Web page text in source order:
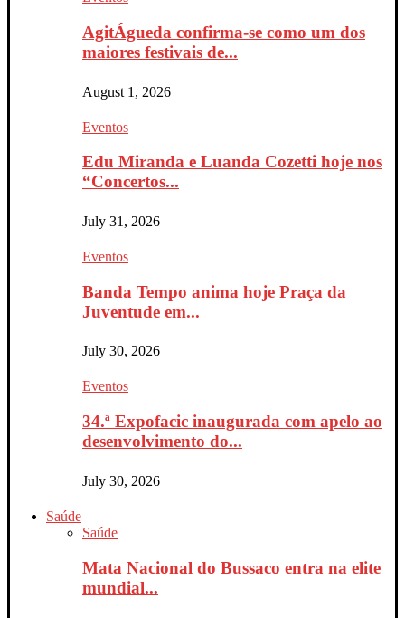
AgitÁgueda confirma-se como um dos
maiores festivais de...
August 1, 2026
Eventos
Edu Miranda e Luanda Cozetti hoje nos
“Concertos...
July 31, 2026
Eventos
Banda Tempo anima hoje Praça da
Juventude em...
July 30, 2026
Eventos
34.ª Expofacic inaugurada com apelo ao
desenvolvimento do...
July 30, 2026
Saúde
Saúde
Mata Nacional do Bussaco entra na elite
mundial...